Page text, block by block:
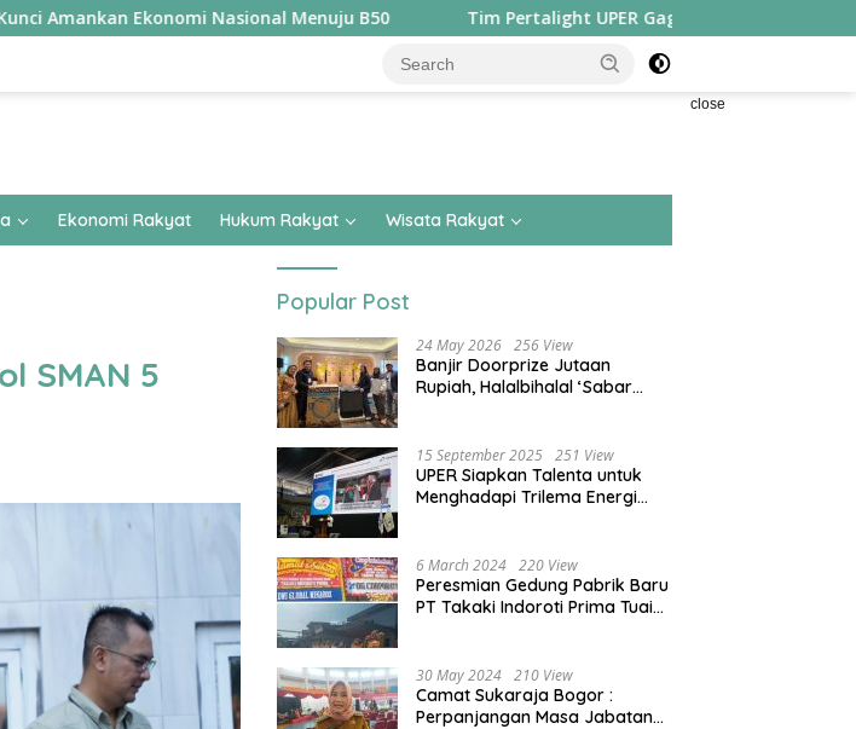
Ekonomi Nasional Menuju B50 Tim Pertalight UPER Gagas Solusi Hak Pejalan Kaki di
close
Ekonomi Rakyat Hukum Rakyat Wisata Rakyat
SMAN 5
Popular Post
24 May 2026 256 View
Banjir Doorprize Jutaan
Rupiah, Halalbihalal ‘Sabar
15 September 2025 251 View
UPER Siapkan Talenta untuk
Menghadapi Trilema Energi
Beasiswa 30% di 2025
6 March 2024 220 View
Peresmian Gedung Pabrik Baru
PT Takaki Indoroti Prima Tuai
30 May 2024 210 View
Camat Sukaraja Bogor :
Perpanjangan Masa Jabatan